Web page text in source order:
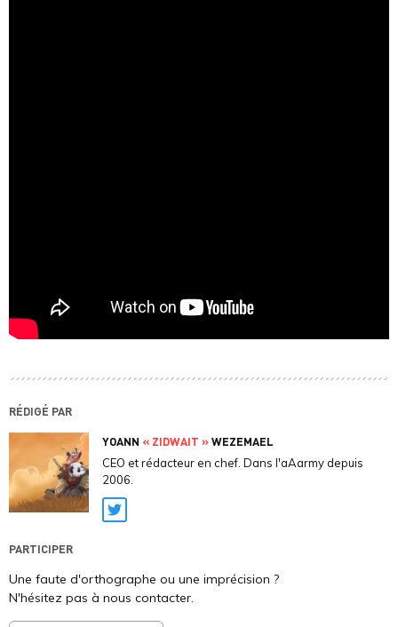
RÉDIGÉ PAR
YOANN « ZIDWAIT »WEZEMAEL
CEO et rédacteur en chef. Dans l'aAarmy depuis
2006.
Twitter
PARTICIPER
Une faute d'orthographe ou une imprécision ?
N'hésitez pas à nous contacter.